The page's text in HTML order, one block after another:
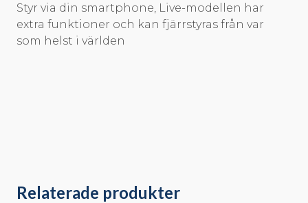
Styr via din smartphone, Live-modellen har
extra funktioner och kan fjärrstyras från var
som helst i världen
Relaterade produkter